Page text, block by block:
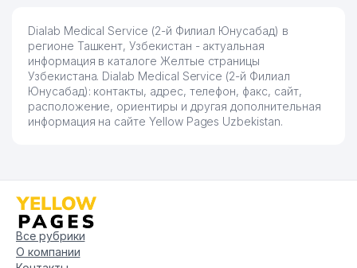
Dialab Medical Service (2-й Филиал Юнусабад) в
регионе Ташкент, Узбекистан - актуальная
информация в каталоге Желтые страницы
Узбекистана. Dialab Medical Service (2-й Филиал
Юнусабад): контакты, адрес, телефон, факс, сайт,
расположение, ориентиры и другая дополнительная
информация на сайте Yellow Pages Uzbekistan.
Все рубрики
О компании